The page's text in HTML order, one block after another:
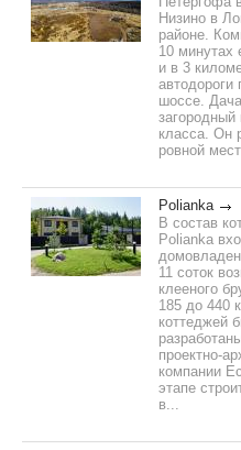
Низино в
районе.
10 минутах
и в 3
автодороги
шоссе.
класса. Он
ровной
Polianka
В состав
Polianka
11 соток
клееного
185 до 440
коттеджей
проектно-
компании
этапе
в...